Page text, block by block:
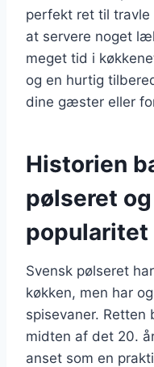
perfekt ret til travle
at servere noget
meget tid i
og en hurtig
dine gæster eller
Historien
pølseret
popularitet
Svensk pølseret
køkken, men har
spisevaner.
midten af det 20.
anset som en